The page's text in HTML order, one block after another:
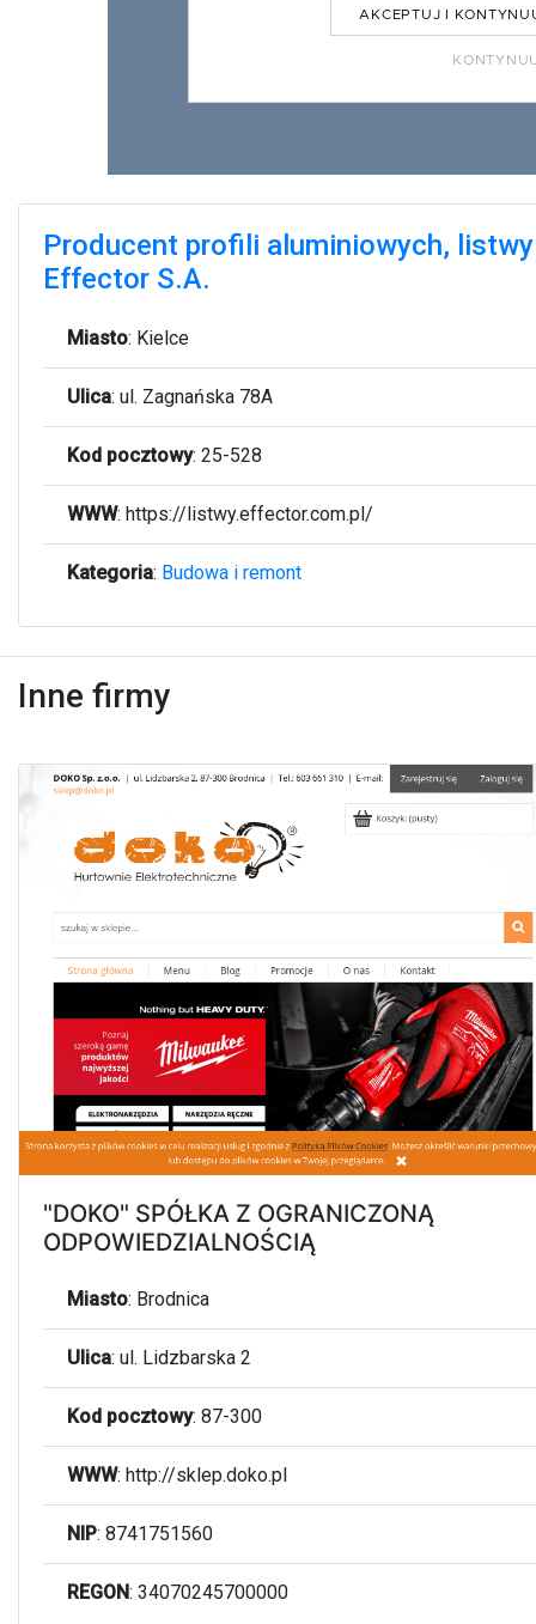
Producent profili aluminiowych, listwy
Effector S.A.
Miasto: Kielce
Ulica: ul. Zagnańska 78A
Kod pocztowy: 25-528
WWW: https://listwy.effector.com.pl/
Kategoria: Budowa i remont
Inne firmy
"DOKO" SPÓŁKA Z OGRANICZONĄ
ODPOWIEDZIALNOŚCIĄ
Miasto: Brodnica
Ulica: ul. Lidzbarska 2
Kod pocztowy: 87-300
WWW: http://sklep.doko.pl
NIP: 8741751560
REGON: 34070245700000